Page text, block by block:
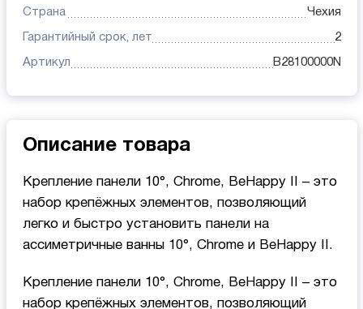
Страна Чехия
Гарантийный срок, лет 2
Артикул B28100000N
Описание товара
Крепление панели 10°, Chrome, BeHappy II – это
набор крепёжных элементов, позволяющий
легко и быстро установить панели на
ассиметричные ванны 10°, Chrome и BeHappy II.
Крепление панели 10°, Chrome, BeHappy II – это
набор крепёжных элементов, позволяющий